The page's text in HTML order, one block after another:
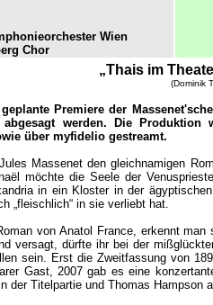
Wien
Chor
„Thais im
(Dominik
Premiere der
abgesagt werden. Die
über myfidelio gestreamt.
Massenet den gleichnamigen
möchte die Seele der
in ein Kloster in der
„fleischlich“ in sie verliebt hat.
von Anatol France, erkennt
versagt, dürfte ihr bei der
sein. Erst die Zweitfassung von
Gast, 2007 gab es eine
der Titelpartie und Thomas Hampson